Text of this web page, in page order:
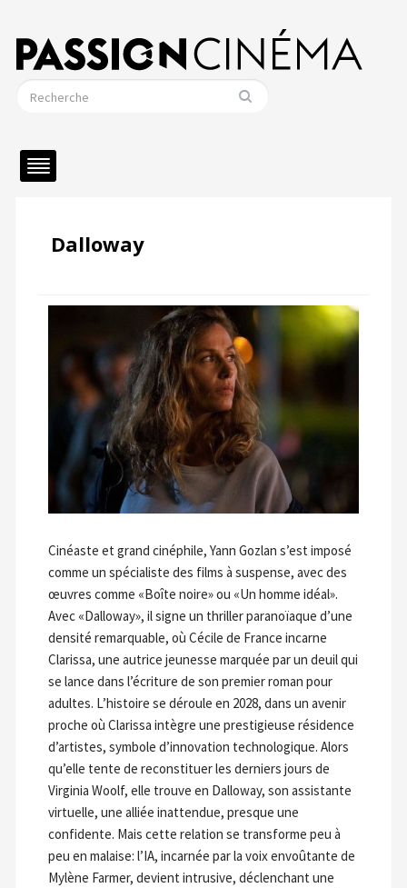
Dalloway
Cinéaste et grand cinéphile, Yann Gozlan s’est imposé
comme un spécialiste des films à suspense, avec des
œuvres comme «Boîte noire» ou «Un homme idéal».
Avec «Dalloway», il signe un thriller paranoïaque d’une
densité remarquable, où Cécile de France incarne
Clarissa, une autrice jeunesse marquée par un deuil qui
se lance dans l’écriture de son premier roman pour
adultes. L’histoire se déroule en 2028, dans un avenir
proche où Clarissa intègre une prestigieuse résidence
d’artistes, symbole d’innovation technologique. Alors
qu’elle tente de reconstituer les derniers jours de
Virginia Woolf, elle trouve en Dalloway, son assistante
virtuelle, une alliée inattendue, presque une
confidente. Mais cette relation se transforme peu à
peu en malaise: l’IA, incarnée par la voix envoûtante de
Mylène Farmer, devient intrusive, déclenchant une